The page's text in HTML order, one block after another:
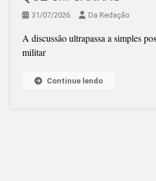
31/07/2026 Da Redação
A discussão ultrapassa a simples
militar
Continue lendo